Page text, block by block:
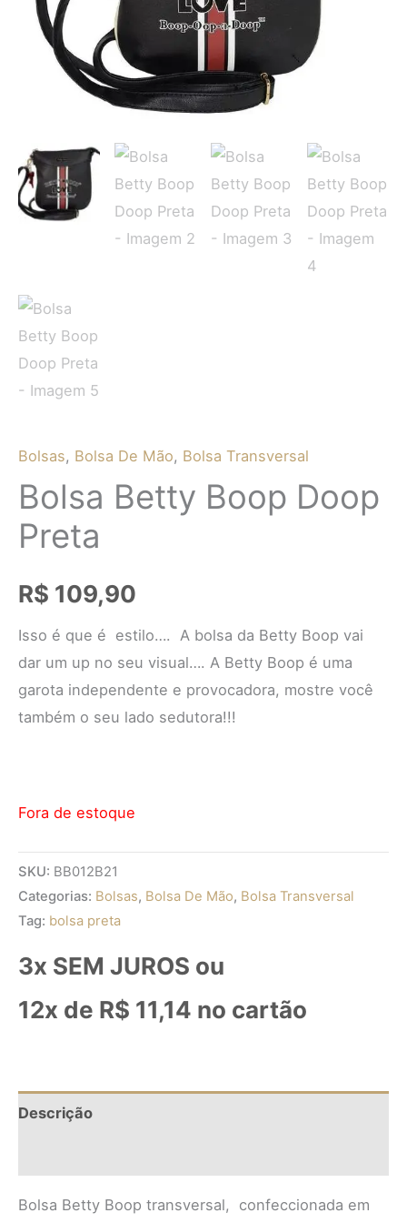
Bolsas, Bolsa De Mão, Bolsa Transversal
Bolsa Betty Boop Doop
Preta
R$ 109,90
Isso é que é estilo…. A bolsa da Betty Boop vai
dar um up no seu visual…. A Betty Boop é uma
garota independente e provocadora, mostre você
também o seu lado sedutora!!!
Fora de estoque
SKU: BB012B21
Categorias: Bolsas, Bolsa De Mão, Bolsa Transversal
Tag: bolsa preta
3x SEM JUROS ou
12x de R$ 11,14 no cartão
Descrição
Bolsa Betty Boop transversal, confeccionada em